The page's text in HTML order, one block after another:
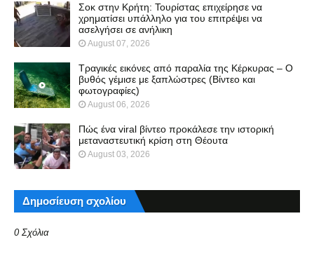
Σοκ στην Κρήτη: Τουρίστας επιχείρησε να
χρηματίσει υπάλληλο για του επιτρέψει να
ασελγήσει σε ανήλικη
August 07, 2026
Τραγικές εικόνες από παραλία της Κέρκυρας – Ο
βυθός γέμισε με ξαπλώστρες (Βίντεο και
φωτογραφίες)
August 06, 2026
Πώς ένα viral βίντεο προκάλεσε την ιστορική
μεταναστευτική κρίση στη Θέουτα
August 03, 2026
Δημοσίευση σχολίου
0 Σχόλια